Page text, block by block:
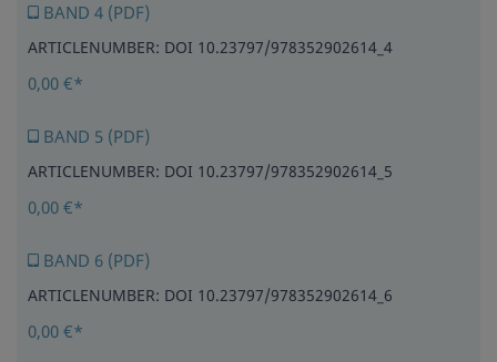
BAND 4 (PDF)
ARTICLENUMBER: DOI 10.23797/978352902614_4
0,00 €*
BAND 5 (PDF)
ARTICLENUMBER: DOI 10.23797/978352902614_5
0,00 €*
BAND 6 (PDF)
ARTICLENUMBER: DOI 10.23797/978352902614_6
0,00 €*